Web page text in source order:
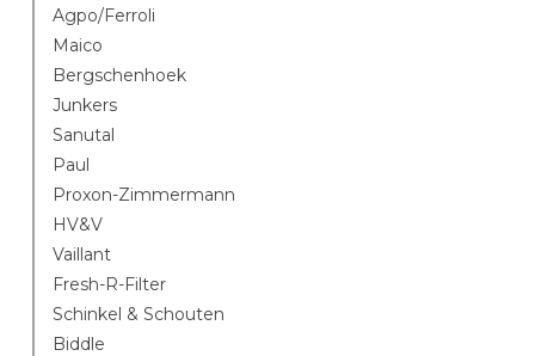
Agpo/Ferroli
Maico
Bergschenhoek
Junkers
Sanutal
Paul
Proxon-Zimmermann
HV&V
Vaillant
Fresh-R-Filter
Schinkel & Schouten
Biddle